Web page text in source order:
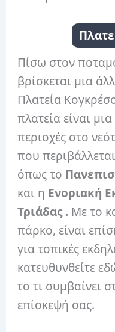
Πίσω στον
βρίσκεται μια
Πλατεία
πλατεία είναι
περιοχές στο
που
όπως το
και η Ενοριακή
Τριάδας . Με το
πάρκο, είναι
για τοπικές
κατευθυνθείτε
το τι συμβαίνει
επίσκεψή σας.